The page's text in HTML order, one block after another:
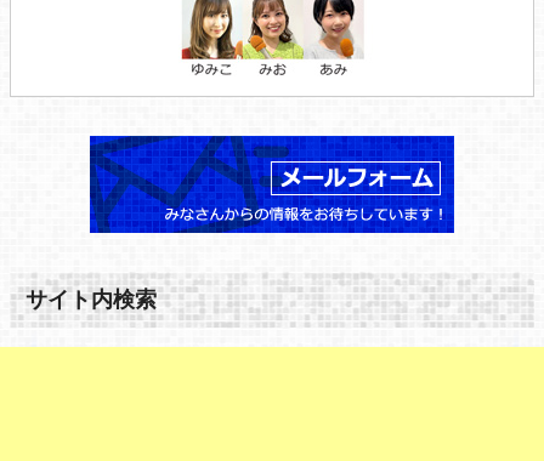
サイト内検索